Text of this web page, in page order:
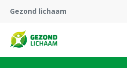
Gezond lichaam